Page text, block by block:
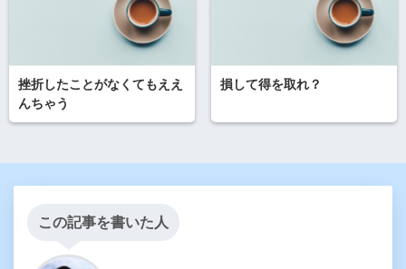
挫折したことがなくてもええ
んちゃう
損して得を取れ？
この記事を書いた人